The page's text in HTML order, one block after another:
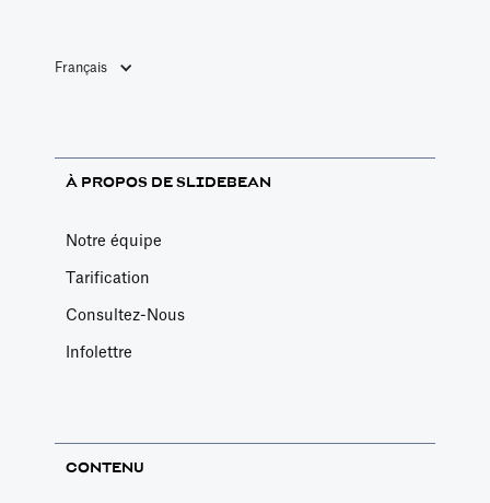
Français
À PROPOS DE SLIDEBEAN
Notre équipe
Tarification
Consultez-Nous
Infolettre
CONTENU